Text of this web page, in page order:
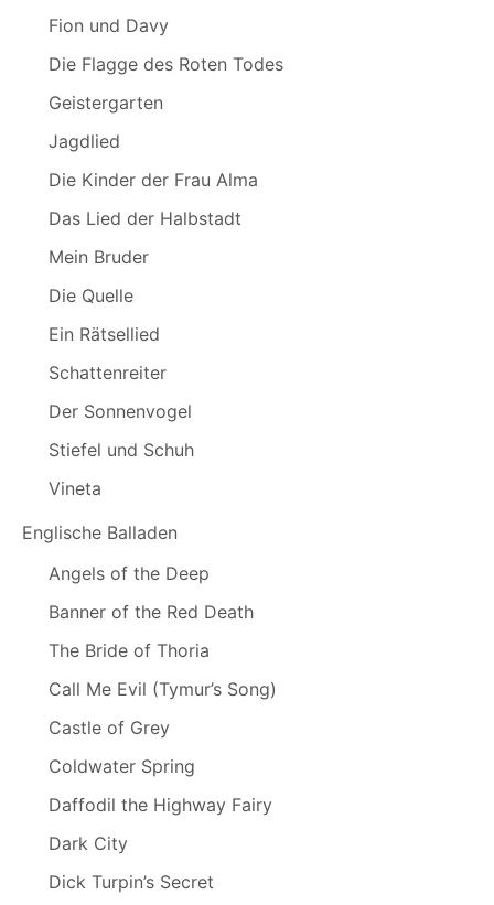
Fion und Davy
Die Flagge des Roten Todes
Geistergarten
Jagdlied
Die Kinder der Frau Alma
Das Lied der Halbstadt
Mein Bruder
Die Quelle
Ein Rätsellied
Schattenreiter
Der Sonnenvogel
Stiefel und Schuh
Vineta
Englische Balladen
Angels of the Deep
Banner of the Red Death
The Bride of Thoria
Call Me Evil (Tymur’s Song)
Castle of Grey
Coldwater Spring
Daffodil the Highway Fairy
Dark City
Dick Turpin’s Secret